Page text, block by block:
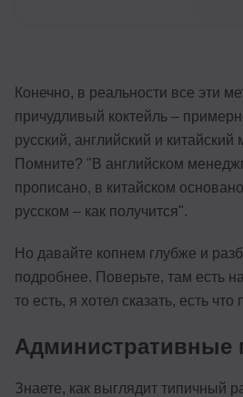
Конечно, в реальности все эти
причудливый коктейль –
русский, английский и
Помните? "В английском
прописано, в китайском
русском – как получится".
Но давайте копнем глубже и
подробнее. Поверьте, там есть
то есть, я хотел сказать, есть
Административные
Знаете, как выглядит типичный